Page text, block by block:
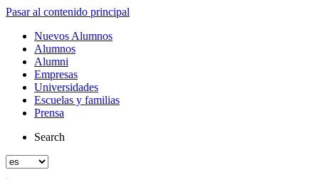
Pasar al contenido principal
Nuevos Alumnos
Alumnos
Alumni
Empresas
Universidades
Escuelas y familias
Prensa
Search